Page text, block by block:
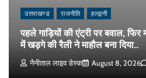
उत्तराखण्ड राजनीति हल्द्वानी
पहले गाड़ियों की एंट्री पर बवाल, फिर
में खड़गे की रैली ने माहौल बना दिया..
नैनीताल लाइव डेस्क August 8, 2026